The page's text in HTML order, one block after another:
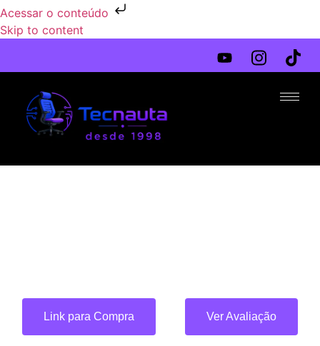
Acessar o conteúdo
Skip to content
Link para Compra Ver Avaliação